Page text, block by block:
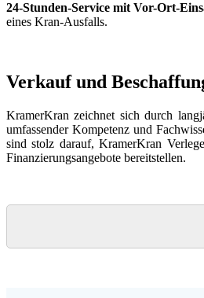
24-Stunden-Service mit Vor-Ort-
eines Kran-Ausfalls.
Verkauf und
KramerKran zeichnet sich durch
umfassender Kompetenz und
sind stolz darauf, KramerKran
Finanzierungsangebote bereitstellen.